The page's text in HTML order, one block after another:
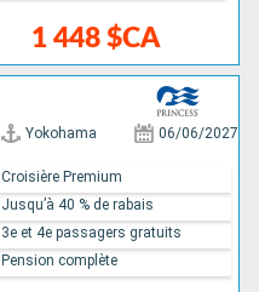
1 448 $CA
Yokohama 06/06/2027
Croisière Premium
Jusqu’à 40 % de rabais
3e et 4e passagers gratuits
Pension complète